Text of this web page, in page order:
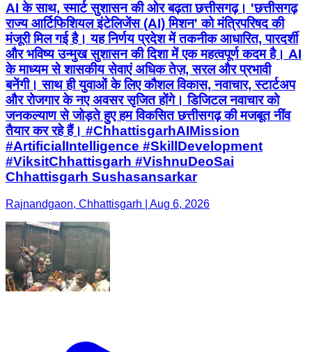
AI के साथ, स्मार्ट सुशासन की ओर बढ़ता छत्तीसगढ़। 'छत्तीसगढ़
राज्य आर्टिफिशियल इंटेलिजेंस (AI) मिशन' को मंत्रिपरिषद की
मंजूरी मिल गई है। यह निर्णय प्रदेश में तकनीक आधारित, पारदर्शी
और भविष्य उन्मुख सुशासन की दिशा में एक महत्वपूर्ण कदम है। AI
के माध्यम से शासकीय सेवाएं अधिक तेज़, सरल और प्रभावी
बनेंगी। साथ ही युवाओं के लिए कौशल विकास, नवाचार, स्टार्टअप
और रोजगार के नए अवसर सृजित होंगे। डिजिटल नवाचार को
जनकल्याण से जोड़ते हुए हम विकसित छत्तीसगढ़ की मजबूत नींव
तैयार कर रहे हैं। #ChhattisgarhAIMission
#ArtificialIntelligence #SkillDevelopment
#ViksitChhattisgarh #VishnuDeoSai
Chhattisgarh Sushasansarkar
Rajnandgaon, Chhattisgarh | Aug 6, 2026